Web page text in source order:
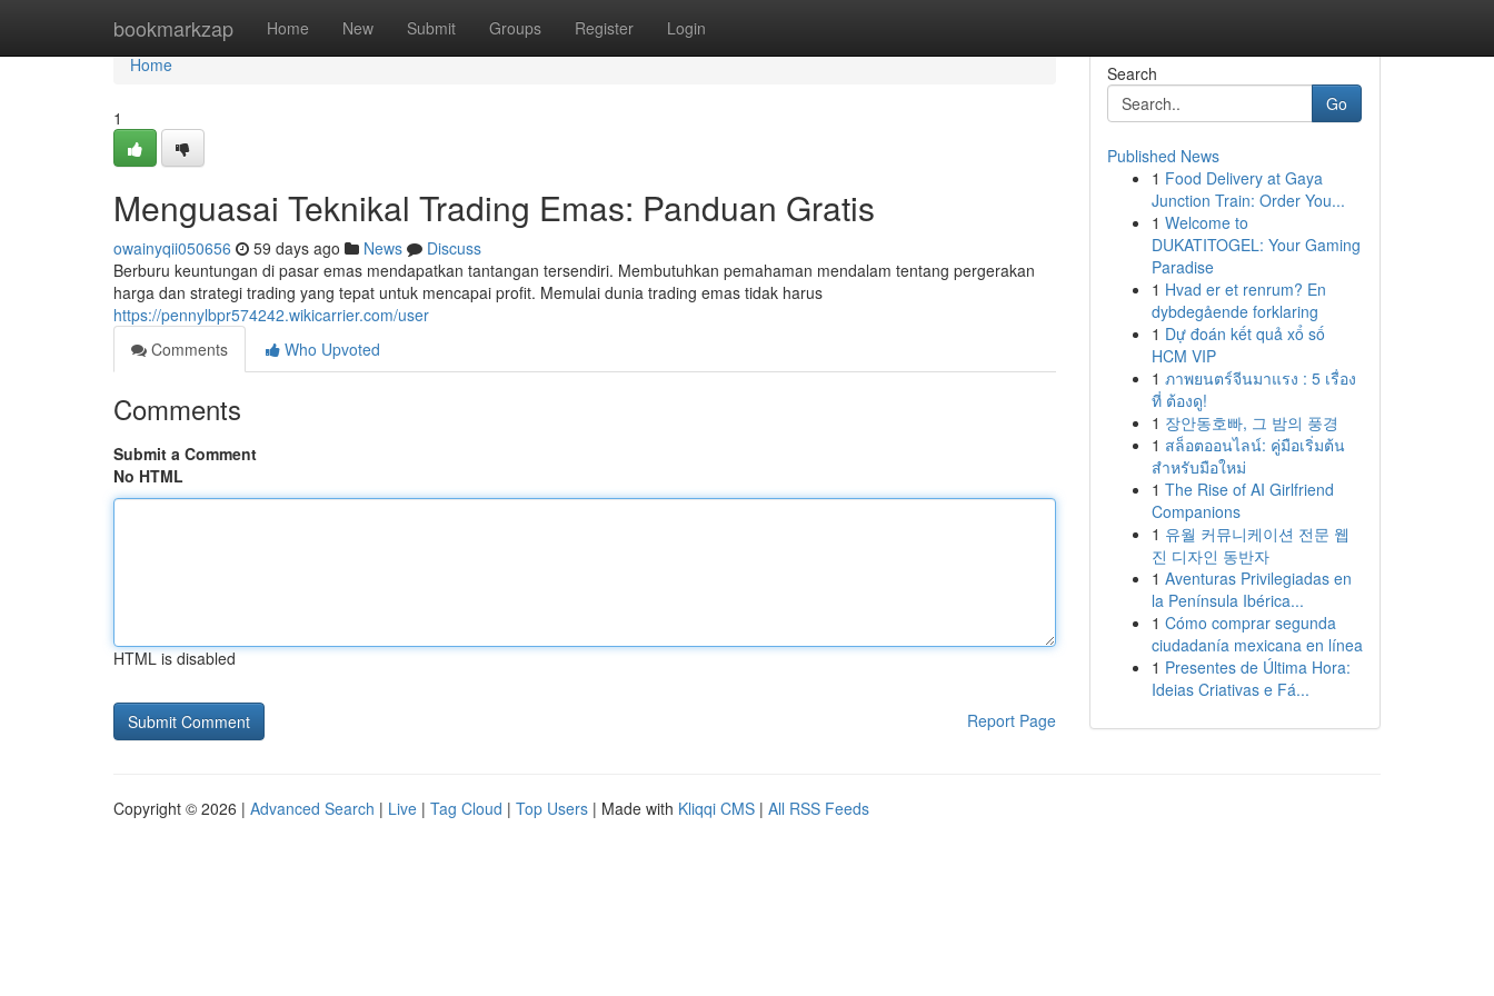
bookmarkzap Home New Submit Groups Register Login
Home
Home
1
Menguasai Teknikal Trading Emas: Panduan Gratis
owainyqii050656 59 days ago News
Discuss
Berburu keuntungan di pasar emas mendapatkan tantangan tersendiri. Membutuhkan pemahaman mendalam tentang pergerakan
harga dan strategi trading yang tepat untuk mencapai profit. Memulai dunia trading emas tidak harus
https://pennylbpr574242.wikicarrier.com/user
Comments
Who Upvoted
Comments
Submit a Comment
No HTML
HTML is disabled
Report Page
Search
Go
Published News
1 Food Delivery at Gaya
Junction Train: Order You...
1 Welcome to
DUKATITOGEL: Your Gaming
Paradise
1 Hvad er et renrum? En
dybdegående forklaring
1 Dự đoán kết quả xổ số
HCM VIP
1 ภาพยนตร์จีนมาแรง : 5 เรื่อง
ที่ ต้องดู!
1 장안동호빠, 그 밤의 풍경
1 สล็อตออนไลน์: คู่มือเริ่มต้น
สำหรับมือใหม่
1 The Rise of AI Girlfriend
Companions
1 유월 커뮤니케이션 전문 웹
진 디자인 동반자
1 Aventuras Privilegiadas en
la Península Ibérica...
1 Cómo comprar segunda
ciudadanía mexicana en línea
1 Presentes de Última Hora:
Ideias Criativas e Fá...
Copyright © 2026 | Advanced Search | Live | Tag Cloud | Top Users | Made with Kliqqi CMS | All RSS Feeds